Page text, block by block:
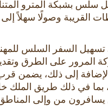
سلس بشبكة المترو
القريبة وصولًا سهلاً إلى
السفر السلس
المرور على الطرق
إلى ذلك، يضمن
بما في ذلك طريق الملك
يسافرون من وإلى المناطق